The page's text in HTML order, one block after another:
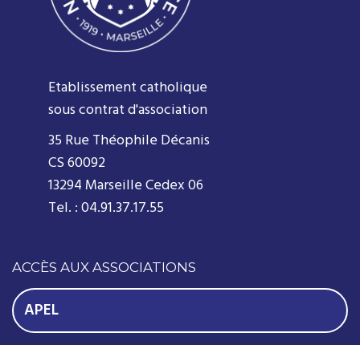
Etablissement catholique
sous contrat d'association
35 Rue Théophile Décanis
CS 60092
13294 Marseille Cedex 06
Tel. : 04.91.37.17.55
ACCÈS AUX ASSOCIATIONS
APEL